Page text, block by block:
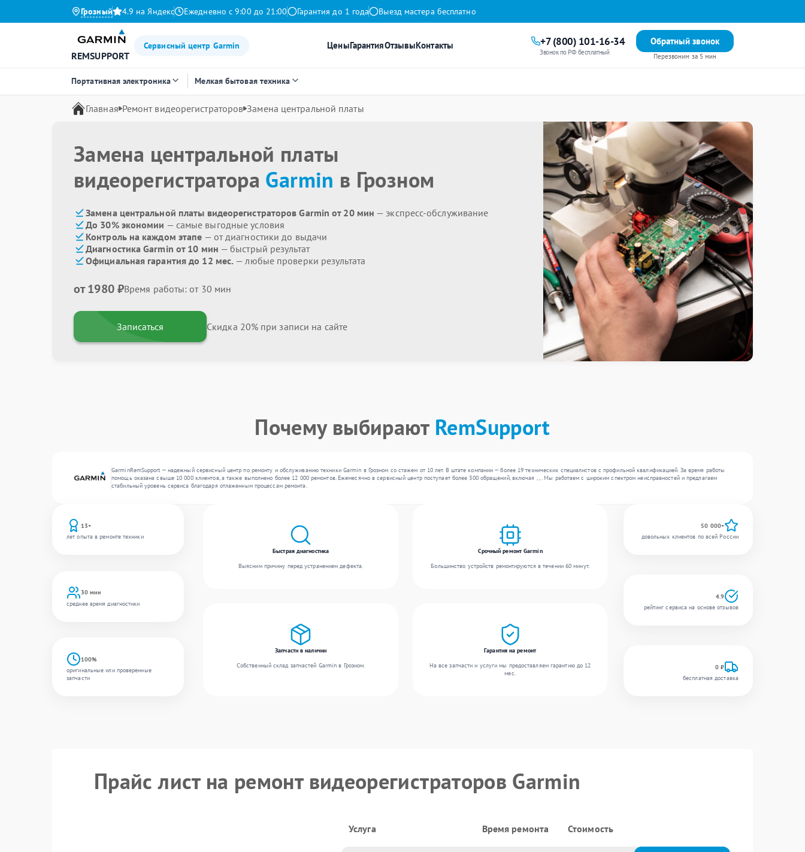
Грозный 4.9 на Яндекс Ежедневно с 9:00 до 21:00 Гарантия до 1 года Выезд мастера бесплатно
REMSUPPORT
Сервисный центр Garmin ЦеныГарантияОтзывыКонтакты +7 (800) 101-16-34
Звонок по РФ бесплатный
Обратный звонок
Перезвоним за 5 мин
Портативная электроника Мелкая бытовая техника
Главная Ремонт видеорегистраторов Замена центральной платы
Замена центральной платы
видеорегистратора Garmin в Грозном
Замена центральной платы видеорегистраторов Garmin от 20 мин — экспресс-обслуживание
До 30% экономии — самые выгодные условия
Контроль на каждом этапе — от диагностики до выдачи
Диагностика Garmin от 10 мин — быстрый результат
Официальная гарантия до 12 мес. — любые проверки результата
от 1980 ₽Время работы: от 30 мин
Записаться Скидка 20% при записи на сайте
Почему выбирают RemSupport
GarminRemSupport — надежный сервисный центр по ремонту и обслуживанию техники Garmin в Грозном со стажем от 10 лет. В штате компании — более 19 технических специалистов с профильной квалификацией. За время работы
помощь оказана свыше 10 000 клиентов, а также выполнено более 12 000 ремонтов. Ежемесячно в сервисный центр поступает более 300 обращений, включая , , . Мы работаем с широким спектром неисправностей и предлагаем
стабильный уровень сервиса благодаря отлаженным процессам ремонта.
13+
лет опыта в ремонте техники
30 мин
среднее время диагностики
100%
оригинальные или проверенные
запчасти
Быстрая диагностика
Выясним причину перед устранением дефекта.
Срочный ремонт Garmin
Большинство устройств ремонтируются в течении 60 минут.
Запчасти в наличии
Собственный склад запчастей Garmin в Грозном.
Гарантия на ремонт
На все запчасти и услуги мы предоставляем гарантию до 12
мес.
50 000+
довольных клиентов по всей России
4.9
рейтинг сервиса на основе отзывов
0 ₽
бесплатная доставка
Прайс лист на ремонт видеорегистраторов Garmin
Услуга Время ремонта Стоимость